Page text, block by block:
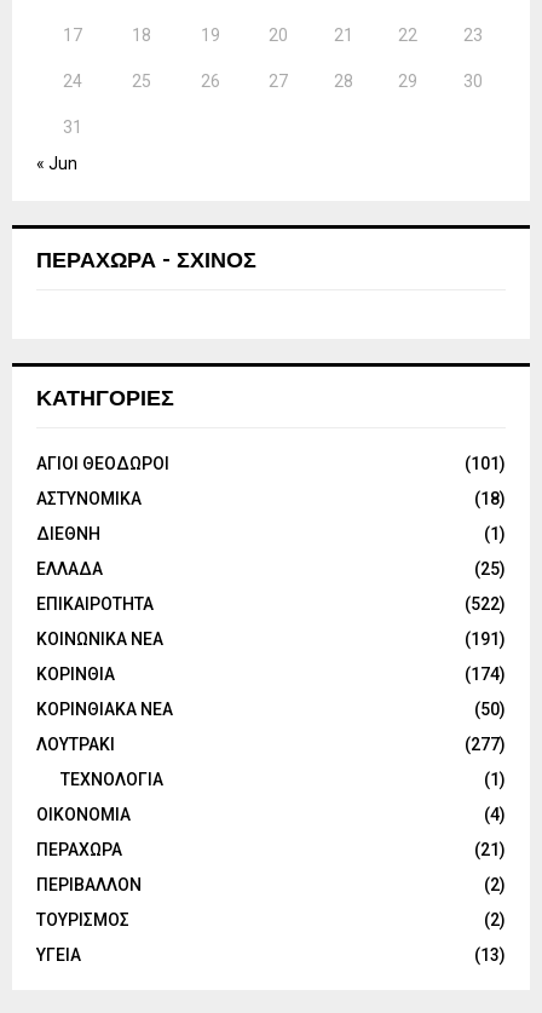
17 18 19 20 21 22 23
24 25 26 27 28 29 30
31
« Jun
ΠΕΡΑΧΩΡΑ - ΣΧΙΝΟΣ
ΚΑΤΗΓΟΡΙΕΣ
ΑΓΙΟΙ ΘΕΟΔΩΡΟΙ
(101)
ΑΣΤΥΝΟΜΙΚΑ
(18)
ΔΙΕΘΝΗ
(1)
ΕΛΛΑΔΑ
(25)
ΕΠΙΚΑΙΡΟΤΗΤΑ
(522)
ΚΟΙΝΩΝΙΚΑ ΝΕΑ
(191)
ΚΟΡΙΝΘΙΑ
(174)
ΚΟΡΙΝΘΙΑΚΑ ΝΕΑ
(50)
ΛΟΥΤΡΑΚΙ
(277)
ΤΕΧΝΟΛΟΓΙΑ
(1)
ΟΙΚΟΝΟΜΙΑ
(4)
ΠΕΡΑΧΩΡΑ
(21)
ΠΕΡΙΒΑΛΛΟΝ
(2)
ΤΟΥΡΙΣΜΟΣ
(2)
ΥΓΕΙΑ
(13)